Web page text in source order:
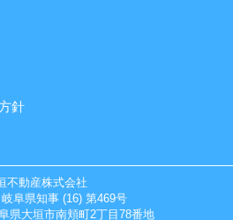
針
不動産株式会社
阜県知事 (16) 第469号
県大垣市南頬町2丁目78番地